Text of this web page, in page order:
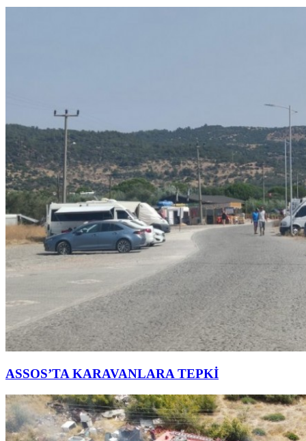
ASSOS’TA KARAVANLARA TEPKİ